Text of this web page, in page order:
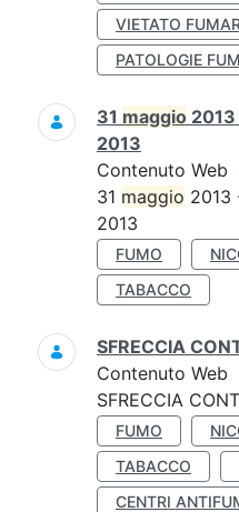
VIETATO
PATOLOGIE
31 maggio
2013
Contenuto Web
31 maggio 2013
2013
FUMO
TABACCO
SFRECCIA
Contenuto Web
SFRECCIA
FUMO
TABACCO
CENTRI